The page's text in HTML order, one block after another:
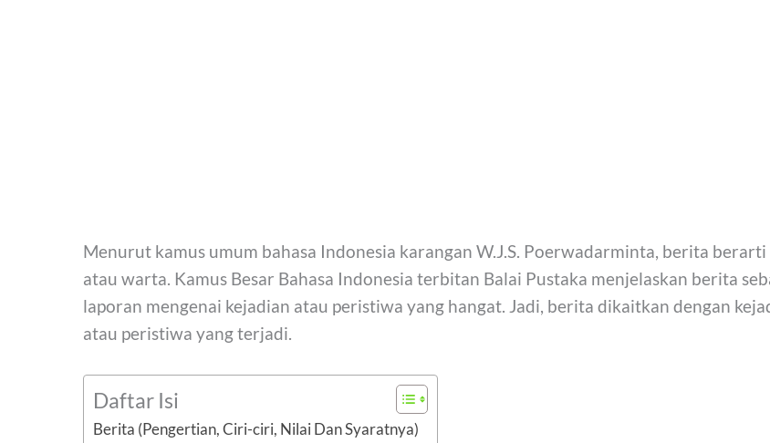
Menurut kamus umum bahasa Indonesia karangan W.J.S. Poerwadarminta, berita
atau warta. Kamus Besar Bahasa Indonesia terbitan Balai Pustaka menjelaskan berita
laporan mengenai kejadian atau peristiwa yang hangat. Jadi, berita dikaitkan dengan
atau peristiwa yang terjadi.
Daftar Isi
Berita (Pengertian, Ciri-ciri, Nilai Dan Syaratnya)